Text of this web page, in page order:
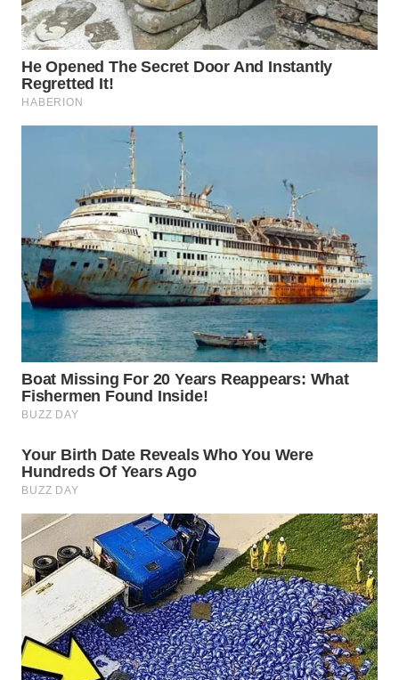
WN
LIKUPANG
WN
LABUANBAJO
Wahana
Media
Group
WAHANA
NEWS
WAHANA
TANI
WAHANA
INFRASTRUKTUR
WAHANA
KONSUMEN
WAHANA
LISTRIK